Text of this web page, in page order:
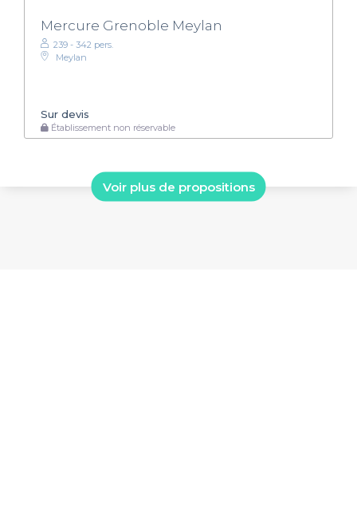
Mercure Grenoble Meylan
239 - 342 pers.
Meylan
Sur devis
Établissement non réservable
Voir plus de propositions